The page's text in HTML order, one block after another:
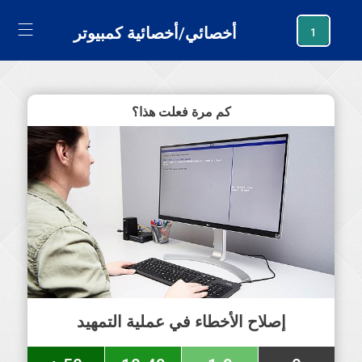
أخصائي/أخصائية كمبيوتر 1
كم مرة فعلت هذا؟
إصلاح الأخطاء في عملية التمهيد